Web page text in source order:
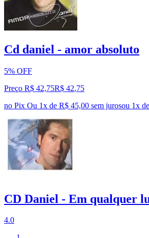
Cd daniel - amor absoluto
5% OFF
Preço R$ 42,75R$ 42,75
no Pix Ou 1x de R$ 45,00 sem jurosou 1x de
CD Daniel - Em qualquer
4.0